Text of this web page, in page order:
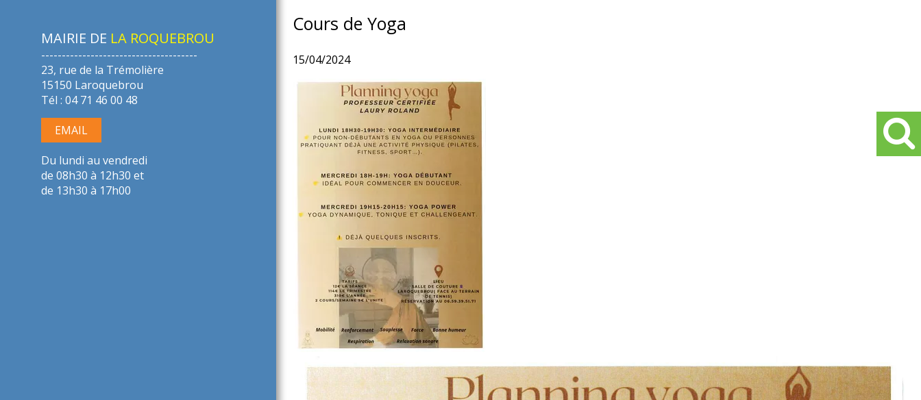
MAIRIE DE LA ROQUEBROU
--------------------------------------
23, rue de la Trémolière
15150 Laroquebrou
Tél : 04 71 46 00 48
EMAIL
Du lundi au vendredi
de 08h30 à 12h30 et
de 13h30 à 17h00
Cours de Yoga
15/04/2024